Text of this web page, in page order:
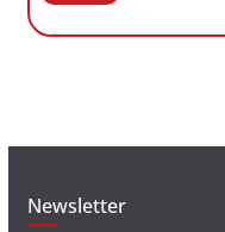
Newsletter